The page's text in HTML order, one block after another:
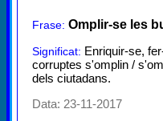
Frase: Omplir-se les
Significat: Enriquir-se,
corruptes s'omplin /
dels ciutadans.
Data: 23-11-2017